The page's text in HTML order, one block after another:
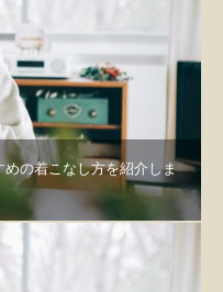
の着こなし方を紹介しま